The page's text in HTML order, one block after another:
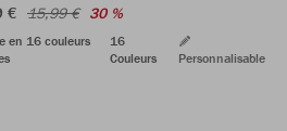
€ 15,99 € 30 %
en 16 couleurs
16
Couleurs
Personnalisable